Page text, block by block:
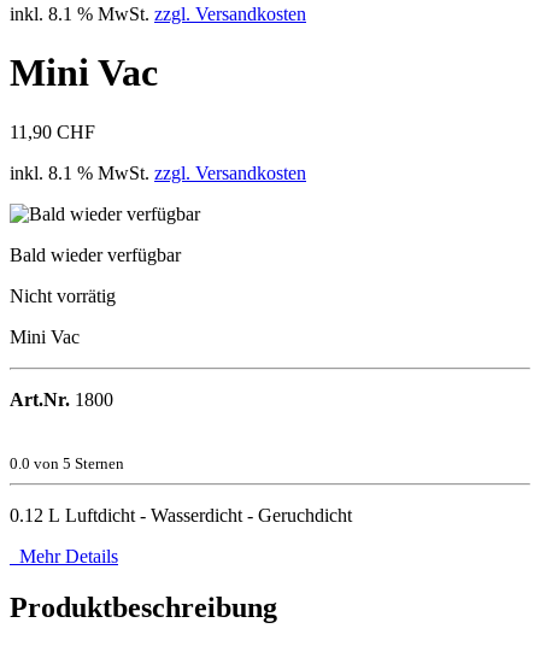
inkl. 8.1 % MwSt. zzgl. Versandkosten
Mini Vac
11,90 CHF
inkl. 8.1 % MwSt. zzgl. Versandkosten
Bald wieder verfügbar
Nicht vorrätig
Mini Vac
Art.Nr. 1800
0.0 von 5 Sternen
0.12 L Luftdicht - Wasserdicht - Geruchdicht
Mehr Details
Produktbeschreibung